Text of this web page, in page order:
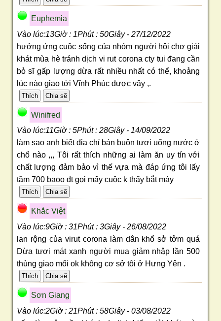
Euphemia
Vào lúc:13Giờ : 1Phút : 50Giây - 27/12/2022
hưởng ứng cuộc sống của nhóm người hội chợ giải
khát mùa hè tránh dịch vi rut corona cty tui đang cần
bỏ sĩ gấp lượng dừa rất nhiều nhất có thể, khoảng
lúc nào giao tới Vĩnh Phúc được vậy ,.
Winifred
Vào lúc:11Giờ : 5Phút : 28Giây - 14/09/2022
làm sao anh biết địa chỉ bán buôn tươi uống nước ở
chổ nào ,,, Tôi rất thích những ai làm ăn uy tín với
chất lượng đảm bảo vì thế vựa mà đáp ứng tôi lấy
tầm 700 baoo đt gọi mấy cuộc k thấy bắt máy
Khắc Việt
Vào lúc:9Giờ : 31Phút : 3Giây - 26/08/2022
lan rộng của virut corona làm dân khổ sở tởm quá
Dừa tươi mát xanh người mua giảm nhập lần 500
thùng giao mối ok không cơ sở tôi ở Hưng Yên .
Sơn Giang
Vào lúc:2Giờ : 21Phút : 58Giây - 03/08/2022